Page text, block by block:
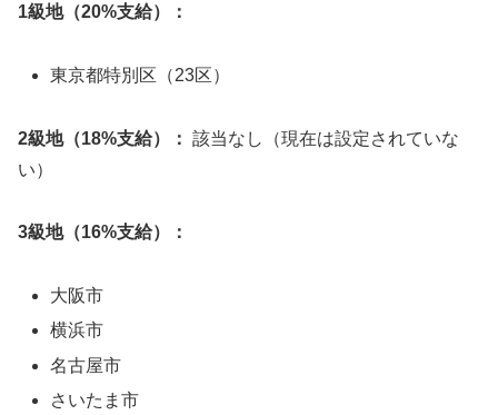
1級地（20%支給）：
東京都特別区（23区）
2級地（18%支給）： 該当なし（現在は設定されていな
い）
3級地（16%支給）：
大阪市
横浜市
名古屋市
さいたま市